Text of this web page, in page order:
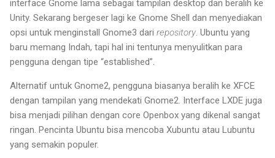
interface Gnome lama sebagai tampilan desktop dan beralih ke
Unity. Sekarang bergeser lagi ke Gnome Shell dan menyediakan
opsi untuk menginstall Gnome3 dari repository. Ubuntu yang
baru memang Indah, tapi hal ini tentunya menyulitkan para
pengguna dengan tipe “established”.
Alternatif untuk Gnome2, pengguna biasanya beralih ke XFCE
dengan tampilan yang mendekati Gnome2. Interface LXDE juga
bisa menjadi pilihan dengan core Openbox yang dikenal sangat
ringan. Pencinta Ubuntu bisa mencoba Xubuntu atau Lubuntu
yang semakin populer.